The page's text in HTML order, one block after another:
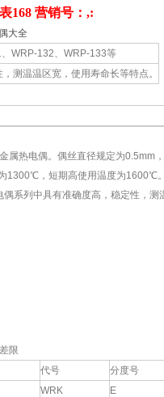
168 营销号： ,:
大全
WRP-132、WRP-133等
测温温区宽，使用寿命长等特点。
热电偶。偶丝直径规定为0.5mm
1300℃，短期高使用温度为1600℃。
系列中具有准确度高，稳定性，测
限
代号 分度号
WRK E